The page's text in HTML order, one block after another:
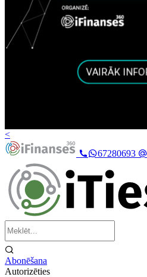
<
67280693
Abonēšana
Autorizēties